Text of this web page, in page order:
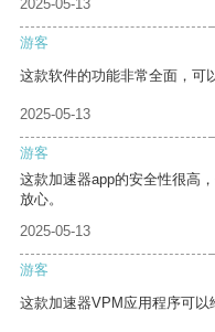
2025-05-13
游客
这款软件的功能非常全面，可
2025-05-13
游客
这款加速器app的安全性很高
放心。
2025-05-13
游客
这款加速器VPM应用程序可以